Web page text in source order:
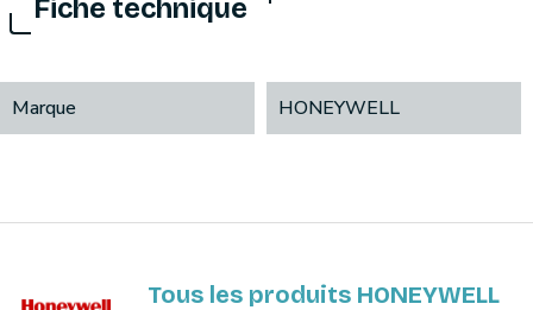
Fiche technique
Marque HONEYWELL
Tous les produits HONEYWELL